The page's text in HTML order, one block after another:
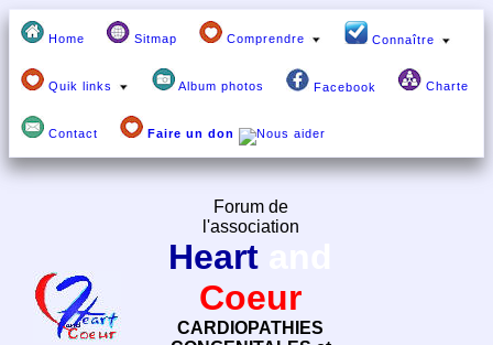
Home Sitmap Comprendre Connaître
Quik links Album photos Facebook Charte
Contact Faire un don
Forum de
l'association
Heart
Coeur
CARDIOPATHIES